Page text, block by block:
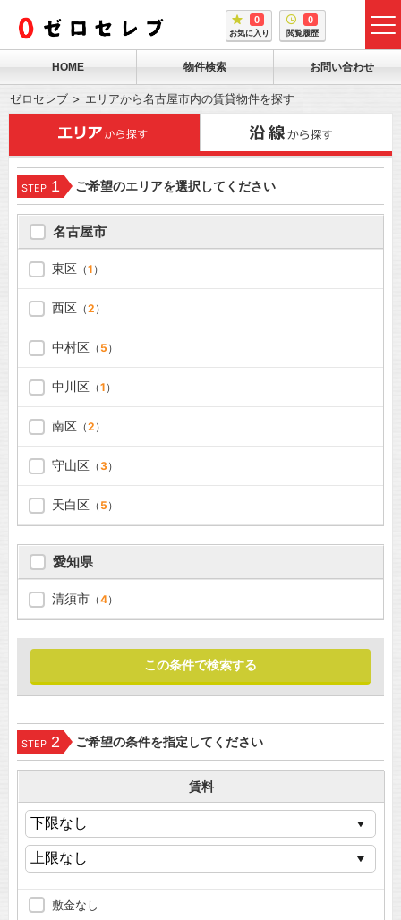
0
お気に入り
0
閲覧履歴
HOME 物件検索 お問い合わせ
ゼロセレブ エリアから名古屋市内の賃貸物件を探す
STEP 1 ご希望のエリアを選択してください
名古屋市
東区 （1 ）
西区 （2 ）
中村区 （ 5 ）
中川区 （1 ）
南区 （2 ）
守山区 （3）
天白区 （ 5 ）
愛知県
清須市（4）
STEP 2 ご希望の条件を指定してください
賃料
敷金なし